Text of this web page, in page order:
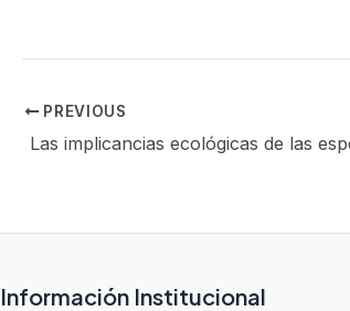
PREVIOUS
Información Institucional